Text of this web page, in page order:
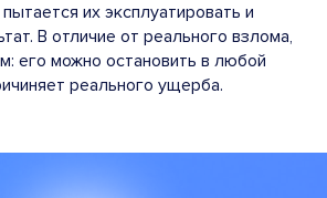
их эксплуатировать и
В отличие от реального взлома,
его можно остановить в любой
реального ущерба.